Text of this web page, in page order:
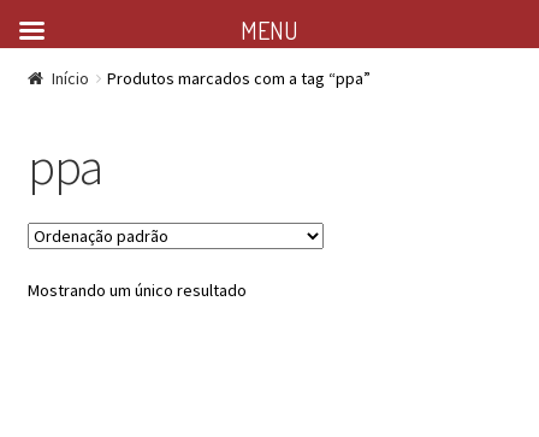
Início Produtos marcados com a tag “ppa”
ppa
Mostrando um único resultado
MENU